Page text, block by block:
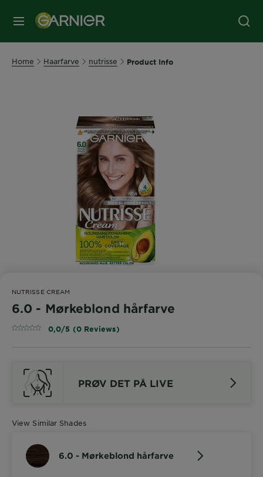
MENU
Home Haarfarve nutrisse Product Info
NUTRISSE CREAM
6.0 - Mørkeblond hårfarve
0,0/5 (0 Reviews)
PRØV DET PÅ LIVE
View Similar Shades
6.0 - Mørkeblond hårfarve